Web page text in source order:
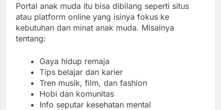
Portal anak muda itu bisa dibilang seperti situs
atau platform online yang isinya fokus ke
kebutuhan dan minat anak muda. Misalnya
tentang:
Gaya hidup remaja
Tips belajar dan karier
Tren musik, film, dan fashion
Hobi dan komunitas
Info seputar kesehatan mental